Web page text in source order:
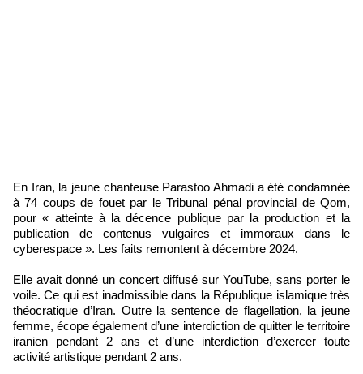
En Iran, la jeune chanteuse Parastoo Ahmadi a été condamnée
à 74 coups de fouet par le Tribunal pénal provincial de Qom,
pour « atteinte à la décence publique par la production et la
publication de contenus vulgaires et immoraux dans le
cyberespace ». Les faits remontent à décembre 2024.
Elle avait donné un concert diffusé sur YouTube, sans porter le
voile. Ce qui est inadmissible dans la République islamique très
théocratique d’Iran. Outre la sentence de flagellation, la jeune
femme, écope également d’une interdiction de quitter le territoire
iranien pendant 2 ans et d’une interdiction d’exercer toute
activité artistique pendant 2 ans.